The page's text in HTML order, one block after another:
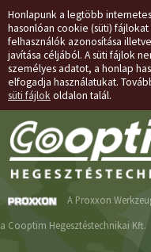
Honlapunk a legtöbb
hasonlóan cookie (süti) fájlokat
felhasználók azonosítása
javítása céljából. A süti fájlok
személyes adatot, a honlap
elfogadja használatukat.
süti fájlok oldalon talál.
A Proxxon
a Cooptim Hegesztéstechnikai Kft.